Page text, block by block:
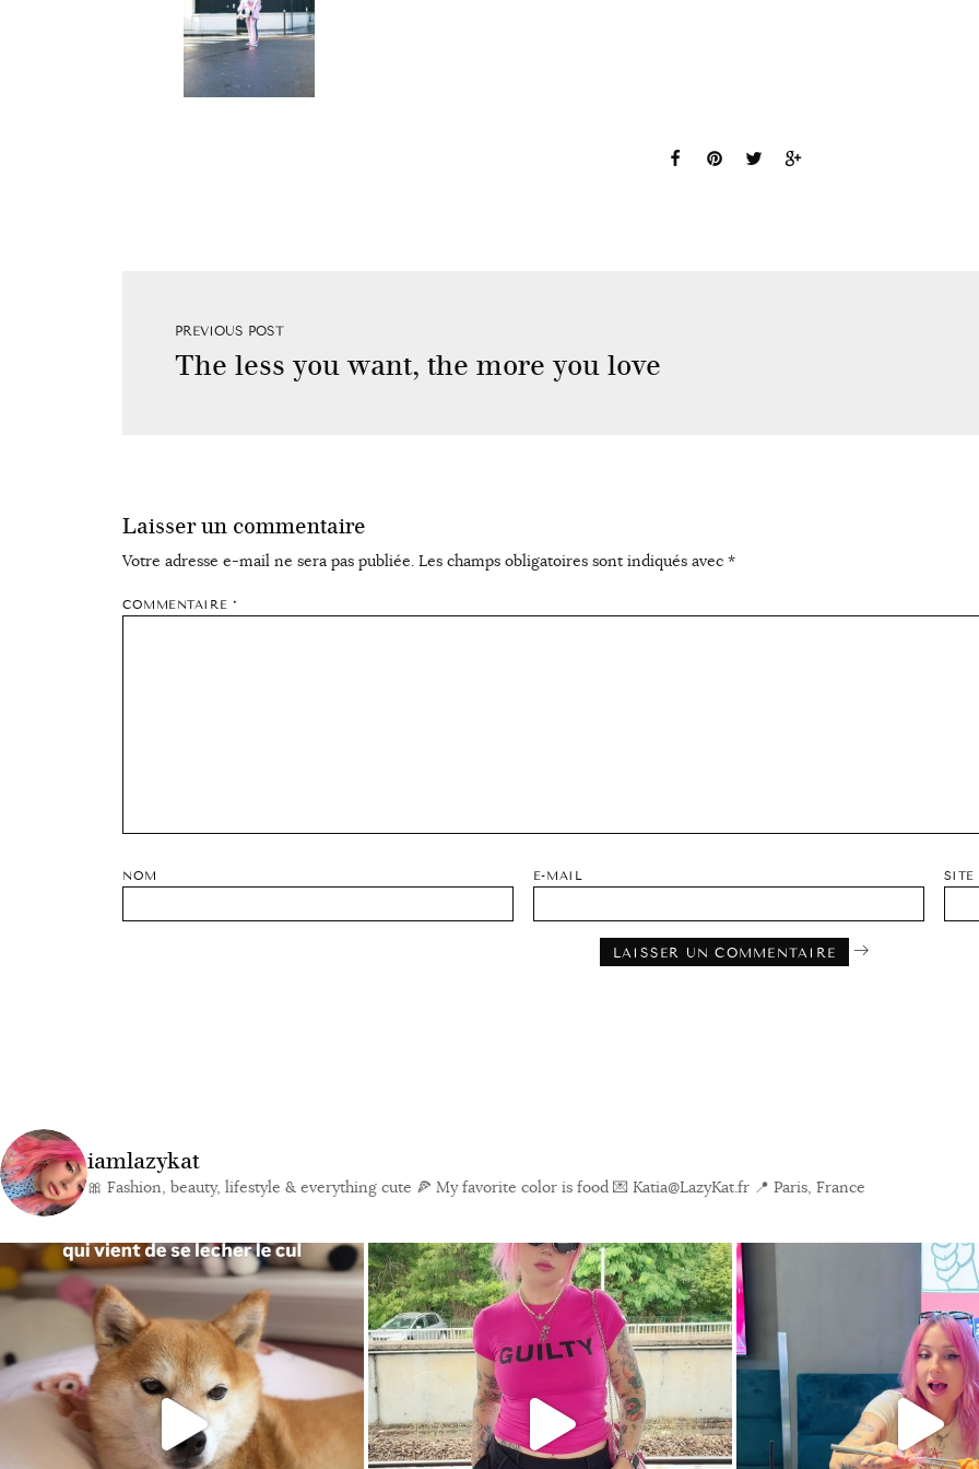
PREVIOUS POST
The less you want, the more you love
Laisser un commentaire
Votre adresse e-mail ne sera pas publiée. Les champs obligatoires sont indiqués avec *
COMMENTAIRE *
NOM E-MAIL SITE
iamlazykat
🎀 Fashion, beauty, lifestyle & everything cute 🍕 My favorite color is food 💌 Katia@LazyKat.fr 📍 Paris, France